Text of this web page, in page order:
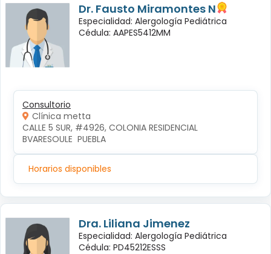
Dr. Fausto Miramontes N
Especialidad: Alergología Pediátrica
Cédula: AAPES5412MM
Consultorio
Clínica metta
CALLE 5 SUR, #4926, COLONIA RESIDENCIAL
BVARESOULE  PUEBLA
Horarios disponibles
Dra. Liliana Jimenez
Especialidad: Alergología Pediátrica
Cédula: PD45212ESSS